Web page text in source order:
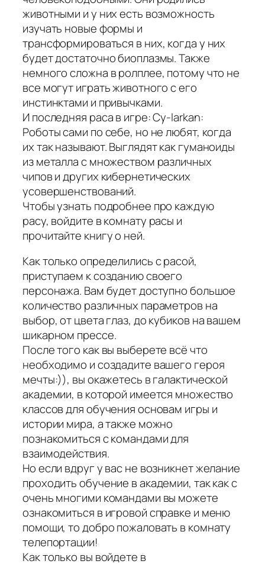
животными и у них есть возможность
изучать новые формы и
трансформироваться в них, когда у них
будет достаточно биоплазмы. Также
немного сложна в ролплее, потому что не
все могут играть животного с его
инстинктами и привычками.
И последняя раса в игре: Cy-larkan:
Роботы сами по себе, но не любят, когда
их так называют. Выглядят как гуманоиды
из металла с множеством различных
чипов и других кибернетических
усовершенствований.
Чтобы узнать подробнее про каждую
расу, войдите в комнату расы и
прочитайте книгу о ней.
Как только определились с расой,
приступаем к созданию своего
персонажа. Вам будет доступно большое
количество различных параметров на
выбор, от цвета глаз, до кубиков на вашем
шикарном прессе.
После того как вы выберете всё что
необходимо и создадите вашего героя
мечты:)), вы окажетесь в галактической
академии, в которой имеется множество
классов для обучения основам игры и
истории мира, а также можно
познакомиться с командами для
взаимодействия.
Но если вдруг у вас не возникнет желание
проходить обучение в академии, так как с
очень многими командами вы можете
ознакомиться в игровой справке и меню
помощи, то добро пожаловать в комнату
телепортации!
Как только вы войдете в